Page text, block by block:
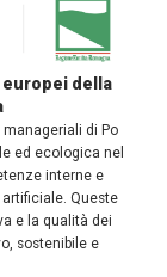
europei della
di Po
ed ecologica nel
interne e
Queste
e la qualità dei
sostenibile e